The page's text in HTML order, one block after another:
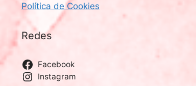
Política de Cookies
Redes
Facebook
Instagram